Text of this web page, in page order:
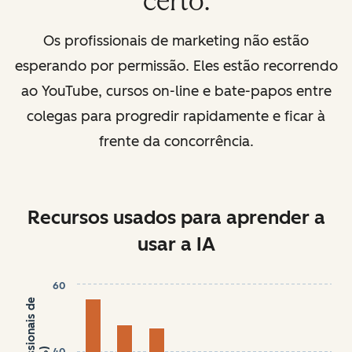
Os profissionais de marketing não estão
esperando por permissão. Eles estão recorrendo
ao YouTube, cursos on-line e bate-papos entre
colegas para progredir rapidamente e ficar à
frente da concorrência.
Recursos usados para aprender a
usar a IA
Chart
60